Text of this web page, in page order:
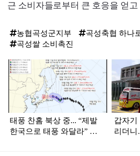
근 소비자들로부터 큰 호응을 얻고
농협곡성군지부
곡성축협 하나
곡성쌀 소비촉진
탑
라
인
태풍 찬홈 북상 중... “제발
한국으로 태풍 와달라” 말
갑자기
리더